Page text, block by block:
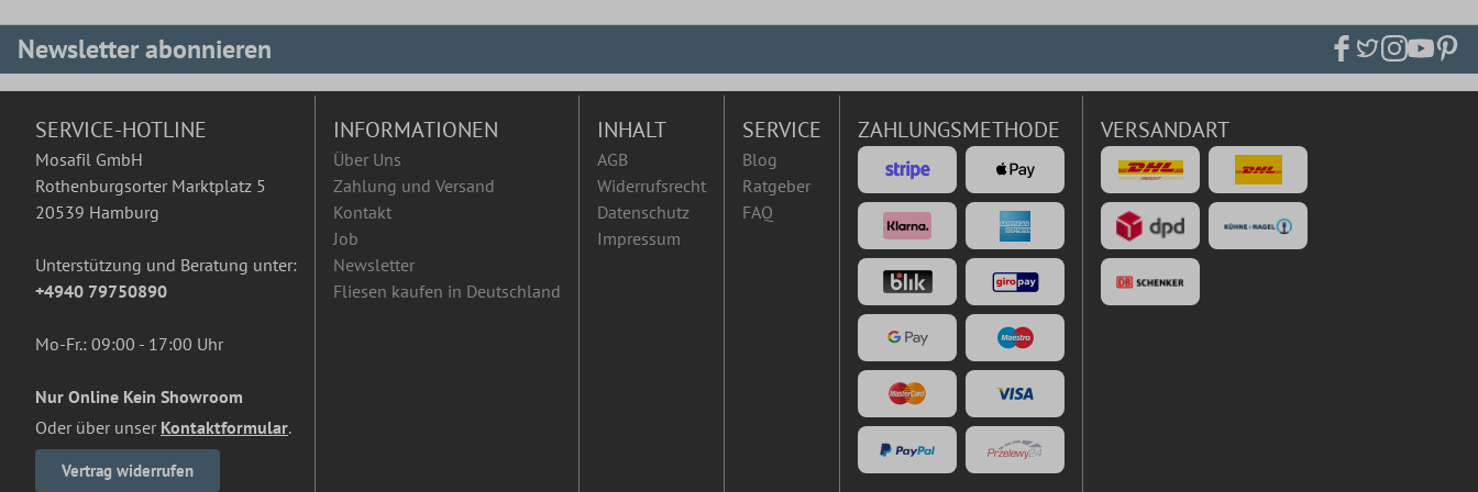
Newsletter abonnieren
SERVICE-HOTLINE
Mosafil GmbH
Rothenburgsorter Marktplatz 5
20539 Hamburg
Unterstützung und Beratung unter:
+4940 79750890
Mo-Fr.: 09:00 - 17:00 Uhr
Nur Online Kein Showroom
Oder über unser Kontaktformular.
Vertrag widerrufen
INFORMATIONEN
Über Uns
Zahlung und Versand
Kontakt
Job
Newsletter
Fliesen kaufen in Deutschland
INHALT
AGB
Widerrufsrecht
Datenschutz
Impressum
SERVICE
Blog
Ratgeber
FAQ
ZAHLUNGSMETHODE VERSANDART